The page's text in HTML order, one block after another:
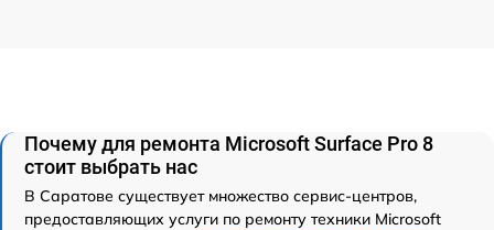
Почему для ремонта Microsoft Surface Pro 8
стоит выбрать нас
В Саратове существует множество сервис-центров,
предоставляющих услуги по ремонту техники Microsoft